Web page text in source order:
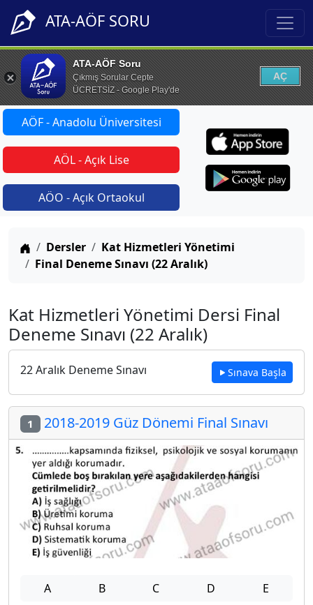
ATA-AÖF SORU
ATA-AÖF Soru
Çıkmış Sorular Cepte
ÜCRETSİZ - Google Play'de
AÇ
AÖF - Anadolu Üniversitesi
AÖL - Açık Lise
AÖO - Açık Ortaokul
Anasayfa
Dersler
Kat Hizmetleri Yönetimi
Final Deneme Sınavı (22 Aralık)
Kat Hizmetleri Yönetimi Dersi Final
Deneme Sınavı (22 Aralık)
22 Aralık Deneme Sınavı Sınava Başla
1 2018-2019 Güz Dönemi Final Sınavı
A B C D E